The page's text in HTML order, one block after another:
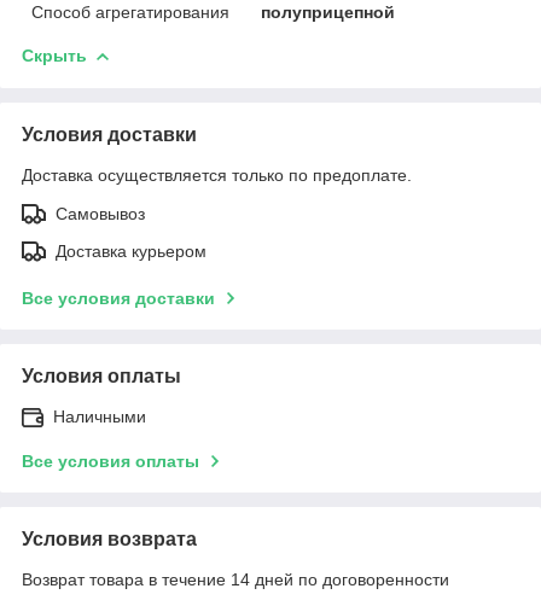
Способ агрегатирования полуприцепной
Скрыть
Условия доставки
Доставка осуществляется только по предоплате.
Самовывоз
Доставка курьером
Все условия доставки
Условия оплаты
Наличными
Все условия оплаты
Условия возврата
Возврат товара в течение 14 дней по договоренности